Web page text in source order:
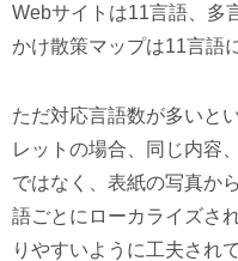
Webサイトは11言語、多
かけ散策マップは11言語
ただ対応言語数が多いと
レットの場合、同じ内容
ではなく、表紙の写真か
語ごとにローカライズさ
りやすいように工夫され